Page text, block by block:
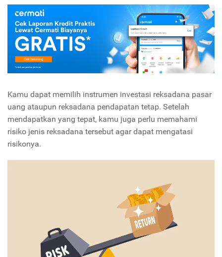
Kamu dapat memilih instrumen investasi reksadana pasar
uang ataupun reksadana pendapatan tetap. Setelah
mendapatkan yang tepat, kamu juga perlu memahami
risiko jenis reksadana tersebut agar dapat mengatasi
risikonya.